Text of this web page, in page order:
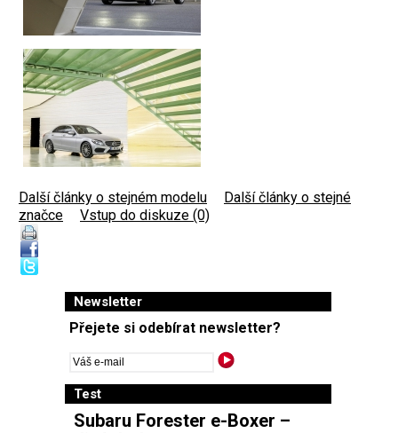
Další články o stejném modelu
Další články o stejné
značce
Vstup do diskuze (0)
Newsletter
Přejete si odebírat newsletter?
Test
Subaru Forester e-Boxer –